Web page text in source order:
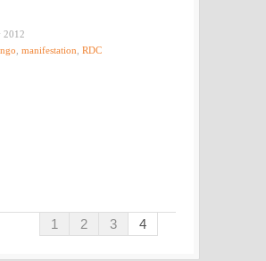
2012
manifestation RDC
1 2 3 4